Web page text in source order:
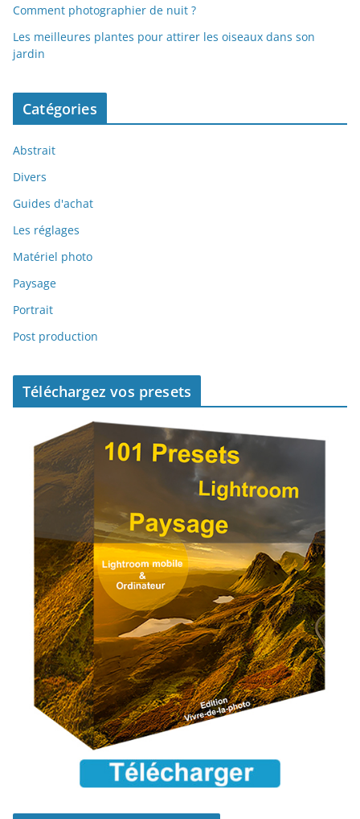
Comment photographier de nuit ?
Les meilleures plantes pour attirer les oiseaux dans son
jardin
Catégories
Abstrait
Divers
Guides d'achat
Les réglages
Matériel photo
Paysage
Portrait
Post production
Téléchargez vos presets